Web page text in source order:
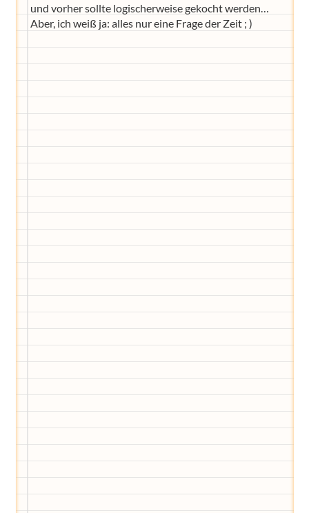
und vorher sollte logischerweise gekocht werden…
Aber, ich weiß ja: alles nur eine Frage der Zeit ; )